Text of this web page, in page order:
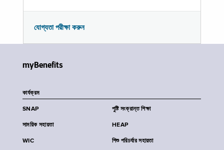
যোগ্যতা পরীক্ষা করুন
myBenefits
কার্যক্রম
SNAP পুষ্টি সংক্রান্ত শিক্ষা
সাময়িক সহায়তা HEAP
WIC শিশু পরিচর্যার সহায়তা